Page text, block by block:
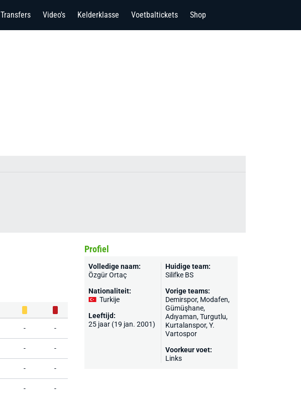
Transfers Video's Kelderklasse Voetbaltickets Shop
- -
- -
- -
- -
Profiel
Volledige naam:
Özgür Ortaç
Nationaliteit:
Turkije
Leeftijd:
25 jaar (19 jan. 2001)
Huidige team:
Silifke BS
Vorige teams:
Demirspor, Modafen,
Gümüşhane,
Adıyaman, Turgutlu,
Kurtalanspor, Y.
Vartospor
Voorkeur voet:
Links